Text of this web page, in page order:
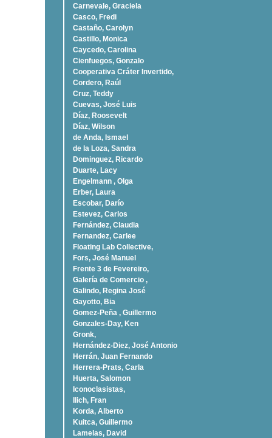
Carnevale, Graciela
Casco, Fredi
Castaño, Carolyn
Castillo, Monica
Caycedo, Carolina
Cienfuegos, Gonzalo
Cooperativa Cráter Invertido,
Cordero, Raúl
Cruz, Teddy
Cuevas, José Luis
Díaz, Roosevelt
Dí­az, Wilson
de Anda, Ismael
de la Loza, Sandra
Dominguez, Ricardo
Duarte, Lacy
Engelmann , Olga
Erber, Laura
Escobar, Darío
Estevez, Carlos
Fernández, Claudia
Fernandez, Carlee
Floating Lab Collective,
Fors, José Manuel
Frente 3 de Fevereiro,
Galería de Comercio ,
Galindo, Regina José
Gayotto, Bia
Gomez-Peña , Guillermo
Gonzales-Day, Ken
Gronk,
Hernández-Diez, José Antonio
Herrán, Juan Fernando
Herrera-Prats, Carla
Huerta, Salomon
Iconoclasistas,
Ilich, Fran
Korda, Alberto
Kuitca, Guillermo
Lamelas, David